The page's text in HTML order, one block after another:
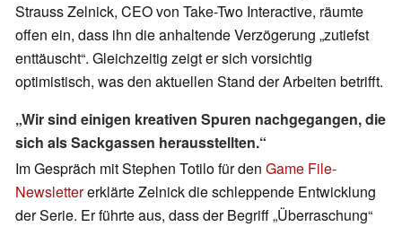
Strauss Zelnick, CEO von Take-Two Interactive, räumte
offen ein, dass ihn die anhaltende Verzögerung „zutiefst
enttäuscht“. Gleichzeitig zeigt er sich vorsichtig
optimistisch, was den aktuellen Stand der Arbeiten betrifft.
„Wir sind einigen kreativen Spuren nachgegangen, die
sich als Sackgassen herausstellten.“
Im Gespräch mit Stephen Totilo für den Game File-
Newslettererklärte Zelnick die schleppende Entwicklung
der Serie. Er führte aus, dass der Begriff „Überraschung“